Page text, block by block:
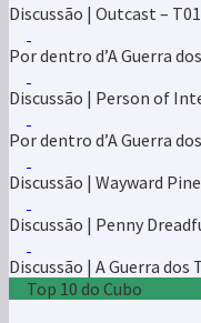
Discussão | Outcast –
Por dentro d’A Guerra
Discussão | Person of
Por dentro d’A Guerra
Discussão | Wayward
Discussão | Penny
Discussão | A Guerra dos
Top 10 do Cubo